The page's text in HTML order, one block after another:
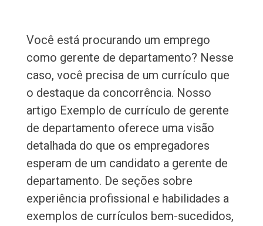
Você está procurando um emprego
como gerente de departamento? Nesse
caso, você precisa de um currículo que
o destaque da concorrência. Nosso
artigo Exemplo de currículo de gerente
de departamento oferece uma visão
detalhada do que os empregadores
esperam de um candidato a gerente de
departamento. De seções sobre
experiência profissional e habilidades a
exemplos de currículos bem-sucedidos,